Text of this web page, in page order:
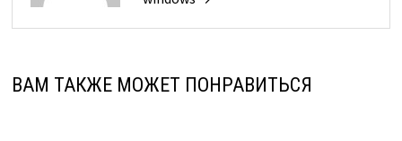
ВАМ ТАКЖЕ МОЖЕТ ПОНРАВИТЬСЯ